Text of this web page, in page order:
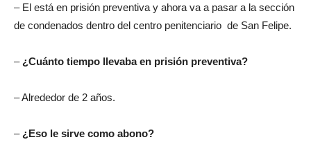
– El está en prisión preventiva y ahora va a pasar a la sección
de condenados dentro del centro penitenciario de San Felipe.
– ¿Cuánto tiempo llevaba en prisión preventiva?
– Alrededor de 2 años.
– ¿Eso le sirve como abono?